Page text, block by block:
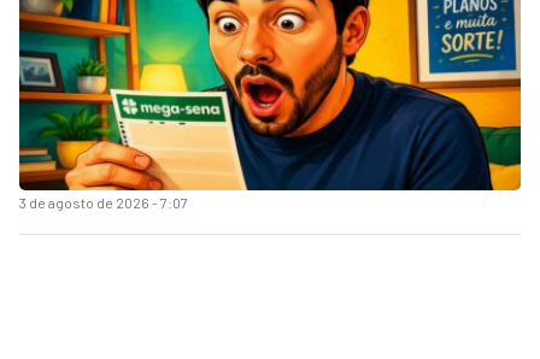
3 de agosto de 2026 - 7:07